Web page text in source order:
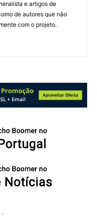
e artigos de
de autores que não
com o projeto.
-